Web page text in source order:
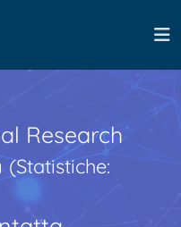
Research
(Statistiche: